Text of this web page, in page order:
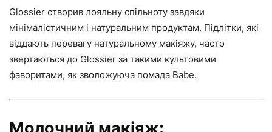
Glossier створив лояльну спільноту завдяки
мінімалістичним і натуральним продуктам. Підлітки, які
віддають перевагу натуральному макіяжу, часто
звертаються до Glossier за такими культовими
фаворитами, як зволожуюча помада Babe.